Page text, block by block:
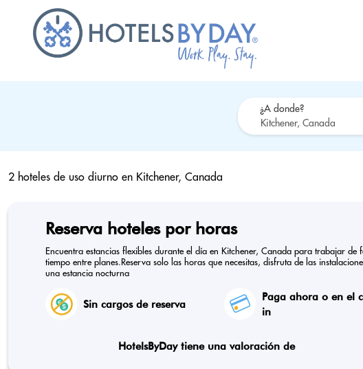
¿A donde?
2 hoteles de uso diurno en Kitchener, Canada
Reserva hoteles por horas
Encuentra estancias flexibles durante el día en Kitchener, Canada para trabajar
tiempo entre planes.Reserva solo las horas que necesitas, disfruta de las
una estancia nocturna
Sin cargos de reserva
Paga ahora o en el
in
HotelsByDay tiene una valoración de